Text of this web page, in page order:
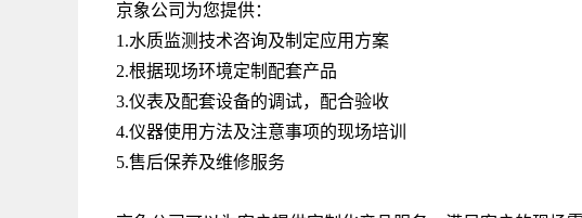
京象公司为您提供：
1.水质监测技术咨询及制定应用方案
2.根据现场环境定制配套产品
3.仪表及配套设备的调试，配合验收
4.仪器使用方法及注意事项的现场培训
5.售后保养及维修服务